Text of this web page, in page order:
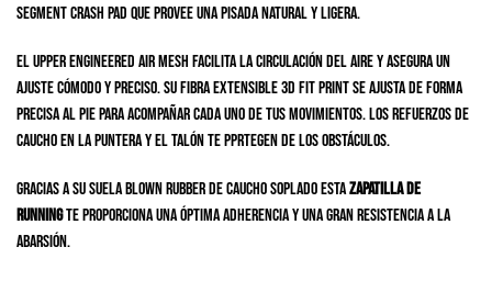
Segment Crash Pad que provee una pisada natural y ligera.
El upper Engineered Air Mesh facilita la circulación del aire y asegura un
ajuste cómodo y preciso. Su fibra extensible 3D Fit Print se ajusta de forma
precisa al pie para acompañar cada uno de tus movimientos. Los refuerzos de
caucho en la puntera y el talón te pprtegen de los obstáculos.
Gracias a su suela Blown Rubber de caucho soplado estazapatilla de
runningte proporciona una óptima adherencia y una gran resistencia a la
abarsión.